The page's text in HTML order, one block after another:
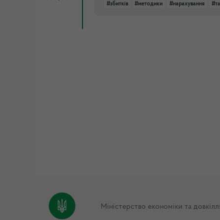
#збитків #методики #нарахування
Міністерство економіки та